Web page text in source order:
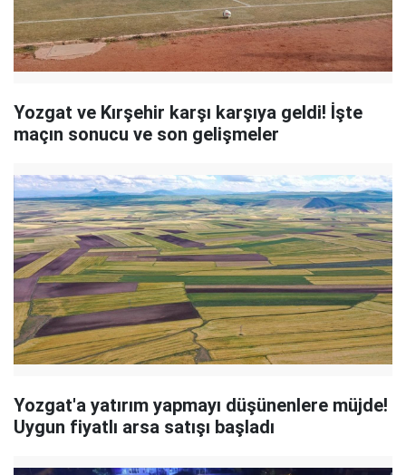
Yozgat ve Kırşehir karşı karşıya geldi! İşte
maçın sonucu ve son gelişmeler
Yozgat'a yatırım yapmayı düşünenlere müjde!
Uygun fiyatlı arsa satışı başladı